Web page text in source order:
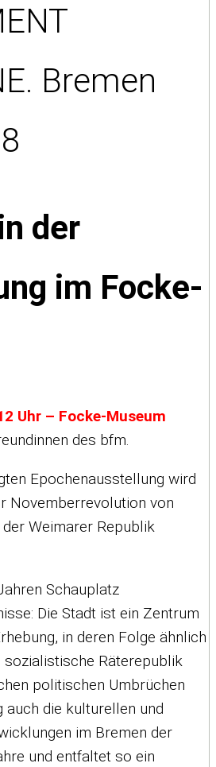
Bremen
der
im Focke-
Uhr – Focke-Museum
des bfm.
Epochenausstellung wird
Novemberrevolution von
Weimarer Republik
Schauplatz
Die Stadt ist ein Zentrum
in deren Folge ähnlich
sozialistische Räterepublik
politischen Umbrüchen
auch die kulturellen und
im Bremen der
und entfaltet so ein